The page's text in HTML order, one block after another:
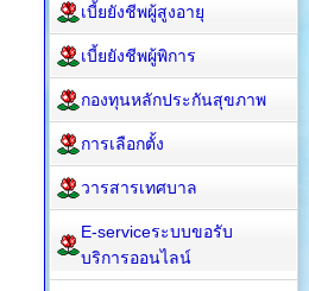
เบี้ยยังชีพผู้สูงอายุ
เบี้ยยังชีพผู้พิการ
กองทุนหลักประกันสุขภาพ
การเลือกตั้ง
วารสารเทศบาล
E-serviceระบบขอรับ
บริการออนไลน์